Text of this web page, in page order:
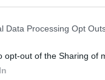
Data Processing Opt
opt-out of the Sharing of
el que ha
como el de
socialistas ubetenses
el cine de verano.